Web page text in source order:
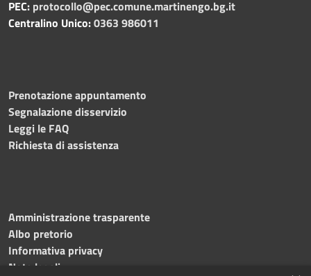
PEC: protocollo@pec.comune.martinengo.bg.it
Centralino Unico:0363 986011
Prenotazione appuntamento
Segnalazione disservizio
Leggi le FAQ
Richiesta di assistenza
Amministrazione trasparente
Albo pretorio
Informativa privacy
Note legali